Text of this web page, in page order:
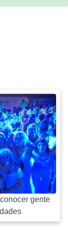
gente